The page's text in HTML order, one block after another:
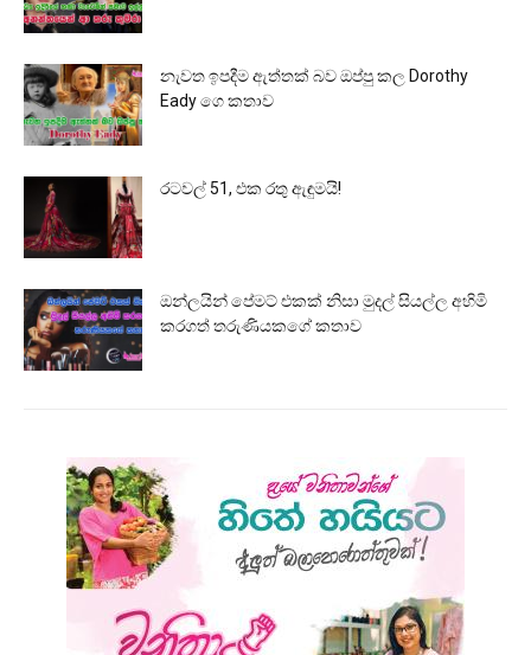
නැවත ඉපදීම ඇත්තක් බව ඔප්පු කල Dorothy
Eady ගෙ කතාව
රටවල් 51, එක රතු ඇඳුමයි!
ඔන්ලයින් පේමට් එකක් නිසා මුදල් සියල්ල අහිමි
කරගත් තරුණියකගේ කතාව